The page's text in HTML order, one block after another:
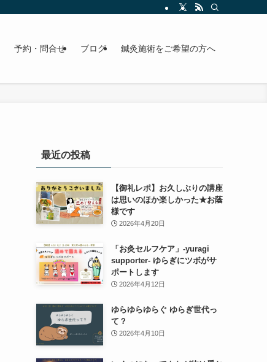
予約・問合せ ブログ 鍼灸施術をご希望の方へ
最近の投稿
【御礼レポ】お久しぶりの講座
は思いのほか楽しかった★お蔭
様です
2026年4月20日
「お灸セルフケア」-yuragi
supporter- ゆらぎにツボがサ
ポートします
2026年4月12日
ゆらゆらゆらぐ ゆらぎ世代っ
て？
2026年4月10日